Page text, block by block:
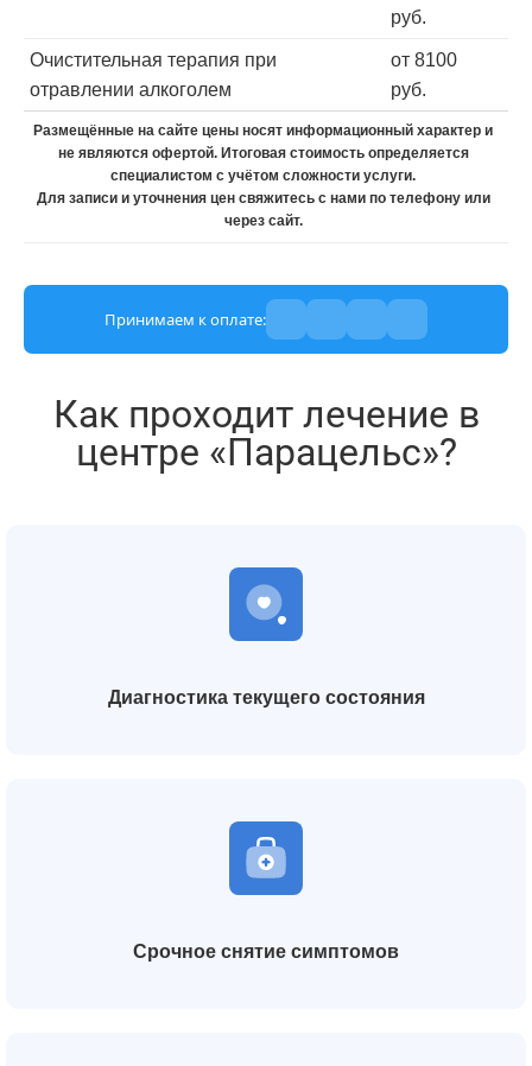
руб.
Очистительная терапия при
отравлении алкоголем
от 8100
руб.
Размещённые на сайте цены носят информационный характер и
не являются офертой. Итоговая стоимость определяется
специалистом с учётом сложности услуги.
Для записи и уточнения цен свяжитесь с нами по телефону или
через сайт.
Принимаем к оплате:
Как проходит лечение в
центре «Парацельс»?
Диагностика текущего состояния
Срочное снятие симптомов